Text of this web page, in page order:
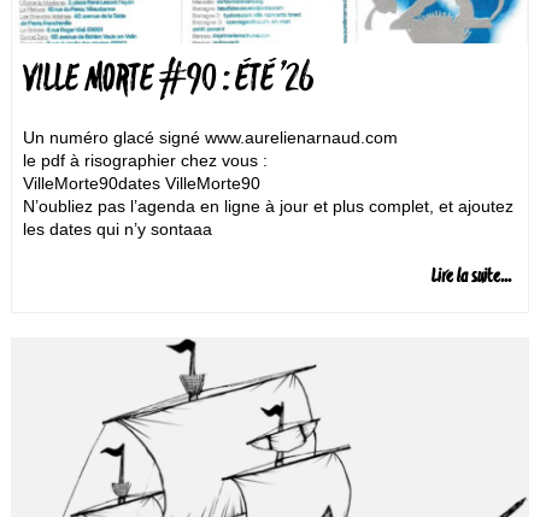
VILLE MORTE #90 : ÉTÉ ’26
Un numéro glacé signé www.aurelienarnaud.com
le pdf à risographier chez vous :
VilleMorte90dates VilleMorte90
N’oubliez pas l’agenda en ligne à jour et plus complet, et ajoutez
les dates qui n’y sontaaa
Lire la suite...